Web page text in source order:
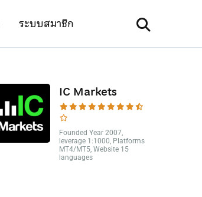
ระบบสมาชิก
IC Markets
Founded Year 2007,
leverage 1:1000, Platforms
MT4/MT5, Website 15
languages